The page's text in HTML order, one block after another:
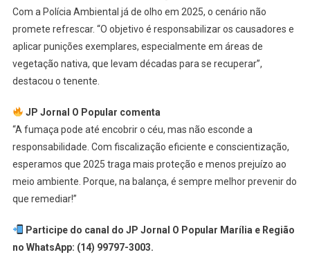
Com a Polícia Ambiental já de olho em 2025, o cenário não
promete refrescar. “O objetivo é responsabilizar os causadores e
aplicar punições exemplares, especialmente em áreas de
vegetação nativa, que levam décadas para se recuperar”,
destacou o tenente.
JP Jornal O Popular comenta
“A fumaça pode até encobrir o céu, mas não esconde a
responsabilidade. Com fiscalização eficiente e conscientização,
esperamos que 2025 traga mais proteção e menos prejuízo ao
meio ambiente. Porque, na balança, é sempre melhor prevenir do
que remediar!”
Participe do canal do JP Jornal O Popular Marília e Região
no WhatsApp: (14) 99797-3003.